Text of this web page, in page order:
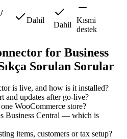
Dahil
Dahil
Kısmi
destek
for Business
Sorulan Sorular
is live, and how is it installed?
and updates after go-live?
WooCommerce store?
Business Central — which is
items, customers or tax setup?